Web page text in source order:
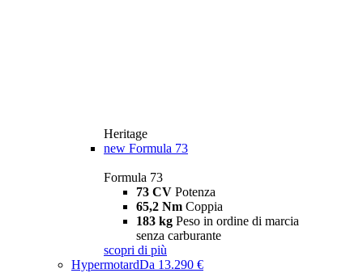
Heritage
new Formula 73
Formula 73
73 CV Potenza
65,2 Nm Coppia
183 kg Peso in ordine di marcia
senza carburante
scopri di più
HypermotardDa 13.290 €